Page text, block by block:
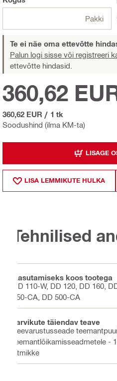
Pakki
Te ei näe oma ettevõtte
Palun logi sisse või registreeri
ettevõtte hindasid.
Soodushind (ilma KM-ta)
360,62
360,62 EUR / 1 tk
LISAGE
LISA LEMMIKUTE HULKA
Tehnilised
Kasutamiseks koos tootega
DD 110-W, DD 120, DD 160,
350-CA, DD 500-CA
Tarvikute täiendav teave
Veevarustusseade
teemantlõikamisseadmetele -
liitmikke